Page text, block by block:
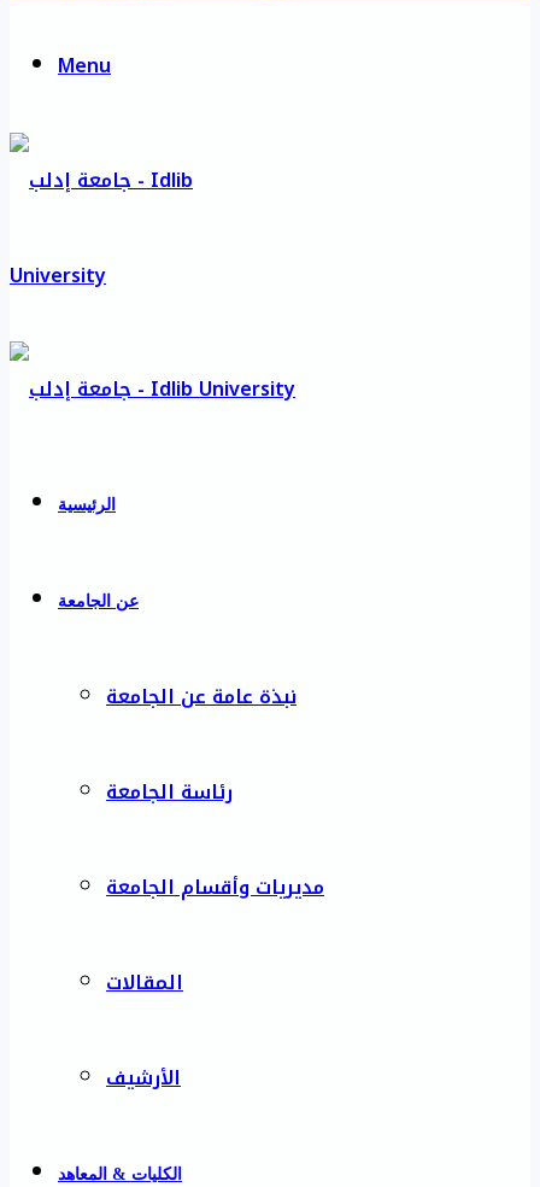
Menu
الرئيسية
عن الجامعة
نبذة عامة عن الجامعة
رئاسة الجامعة
مديريات وأقسام الجامعة
المقالات
الأرشيف
الكليات & المعاهد